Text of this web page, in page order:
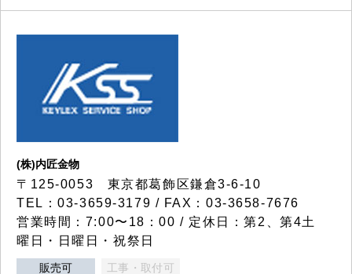
(株)内匠金物
〒125-0053 東京都葛飾区鎌倉3-6-10
TEL：03-3659-3179 / FAX：03-3658-7676
営業時間：7:00〜18：00 / 定休日：第2、第4土
曜日・日曜日・祝祭日
販売可 工事・取付可